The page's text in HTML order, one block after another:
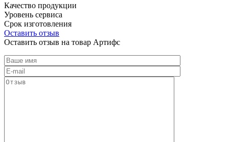
Качество продукции
Уровень сервиса
Срок изготовления
Оставить отзыв
Оставить отзыв на товар Артифс